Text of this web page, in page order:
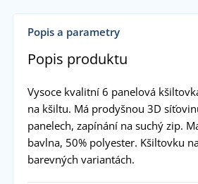
Popis a parametry
Popis produktu
Vysoce kvalitní 6 panelová
na kšiltu. Má prodyšnou 3D
panelech, zapínání na suchý zip.
bavlna, 50% polyester. Kšiltovku
barevných variantách.